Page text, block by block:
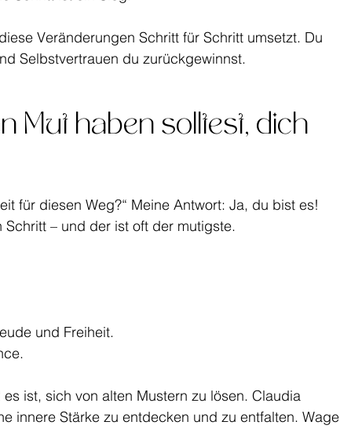
Veränderungen Schritt für Schritt umsetzt. Du
Selbstvertrauen du zurückgewinnst.
Mut haben solltest, dich
für diesen Weg?“ Meine Antwort: Ja, du bist es!
– und der ist oft der mutigste.
und Freiheit.
ist, sich von alten Mustern zu lösen. Claudia
innere Stärke zu entdecken und zu entfalten. Wage